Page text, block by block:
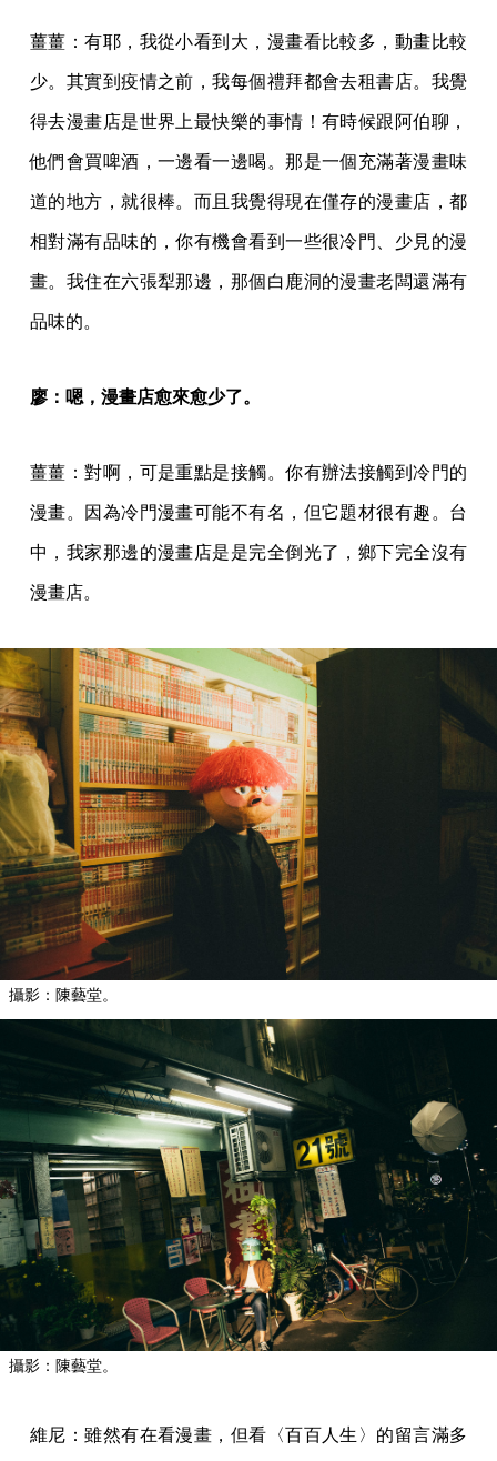
薑薑：有耶，我從小看到大，漫畫看比較多，動畫比較
少。其實到疫情之前，我每個禮拜都會去租書店。我覺
得去漫畫店是世界上最快樂的事情！有時候跟阿伯聊，
他們會買啤酒，一邊看一邊喝。那是一個充滿著漫畫味
道的地方，就很棒。而且我覺得現在僅存的漫畫店，都
相對滿有品味的，你有機會看到一些很冷門、少見的漫
畫。我住在六張犁那邊，那個白鹿洞的漫畫老闆還滿有
品味的。
廖：嗯，漫畫店愈來愈少了。
薑薑：對啊，可是重點是接觸。你有辦法接觸到冷門的
漫畫。因為冷門漫畫可能不有名，但它題材很有趣。台
中，我家那邊的漫畫店是是完全倒光了，鄉下完全沒有
漫畫店。
攝影：陳藝堂。
攝影：陳藝堂。
維尼：雖然有在看漫畫，但看〈百百人生〉的留言滿多